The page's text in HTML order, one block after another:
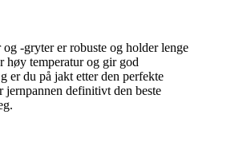
-gryter er robuste og holder lenge
høy temperatur og gir god
er du på jakt etter den perfekte
jernpannen definitivt den beste